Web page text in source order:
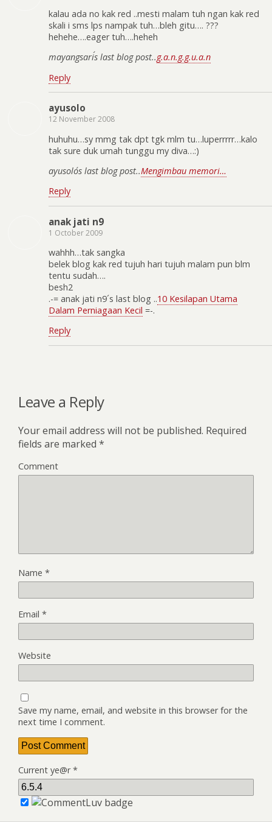
kalau ada no kak red ..mesti malam tuh ngan kak red
skali i sms lps nampak tuh…bleh gitu…. ???
hehehe….eager tuh….heheh
mayangsari´s last blog post..g.a.n.g.g.u.a.n
Reply
ayusolo
12 November 2008
huhuhu…sy mmg tak dpt tgk mlm tu…luperrrrr…kalo
tak sure duk umah tunggu my diva…:)
ayusolo´s last blog post..Mengimbau memori…
Reply
anak jati n9
1 October 2009
wahhh…tak sangka
belek blog kak red tujuh hari tujuh malam pun blm
tentu sudah….
besh2
.-= anak jati n9´s last blog ..10 Kesilapan Utama
Dalam Perniagaan Kecil =-.
Reply
Leave a Reply
Your email address will not be published. Required
fields are marked *
Comment
Name *
Email *
Website
Save my name, email, and website in this browser for the
next time I comment.
Current ye@r*